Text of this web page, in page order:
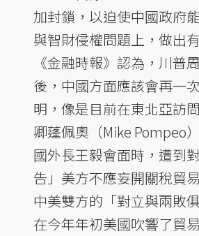
加封鎖，以迫使中國政府
與智財侵權問題上，做出
《金融時報》認為，川普
後，中國方面應該會再一
明，像是目前在東北亞訪
卿蓬佩奧（Mike Pompeo
國外長王毅會面時，遭到
告」美方不應妄開關稅貿
中美雙方的「對立與兩敗
在今年年初美國吹響了貿